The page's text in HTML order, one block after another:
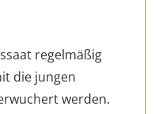
regelmäßig
die jungen
werden.